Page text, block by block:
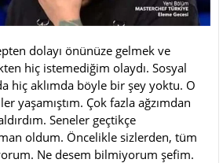
dolayı önünüze gelmek ve
hiç istemediğim olaydı. Sosyal
hiç aklımda böyle bir şey yoktu. O
yaşamıştım. Çok fazla ağzımdan
Seneler geçtikçe
oldum. Öncelikle sizlerden, tüm
Ne desem bilmiyorum şefim.